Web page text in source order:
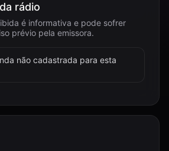
rádio
é informativa e pode sofrer
prévio pela emissora.
não cadastrada para esta